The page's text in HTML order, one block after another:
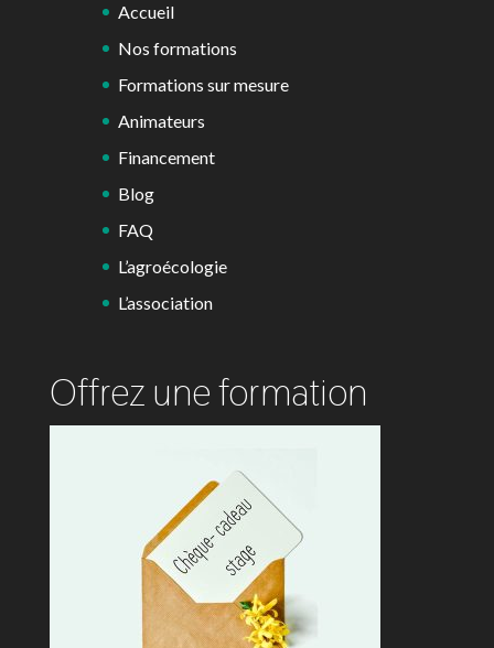
Accueil
Nos formations
Formations sur mesure
Animateurs
Financement
Blog
FAQ
L’agroécologie
L’association
Offrez une formation